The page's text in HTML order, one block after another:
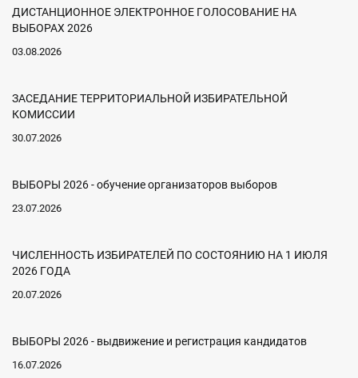
ДИСТАНЦИОННОЕ ЭЛЕКТРОННОЕ ГОЛОСОВАНИЕ НА
ВЫБОРАХ 2026
03.08.2026
ЗАСЕДАНИЕ ТЕРРИТОРИАЛЬНОЙ ИЗБИРАТЕЛЬНОЙ
КОМИССИИ
30.07.2026
ВЫБОРЫ 2026 - обучение организаторов выборов
23.07.2026
ЧИСЛЕННОСТЬ ИЗБИРАТЕЛЕЙ ПО СОСТОЯНИЮ НА 1 ИЮЛЯ
2026 ГОДА
20.07.2026
ВЫБОРЫ 2026 - выдвижение и регистрация кандидатов
16.07.2026